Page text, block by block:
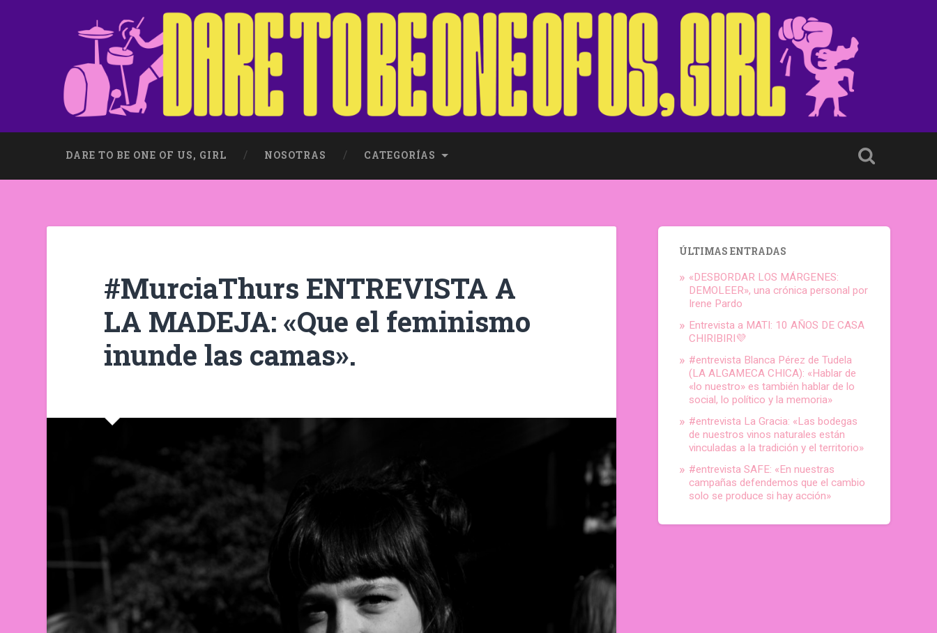
DARE TO BE ONE OF US, GIRL NOSOTRAS CATEGORÍAS
#MurciaThurs ENTREVISTA A
LA MADEJA: «Que el feminismo
inunde las camas».
ÚLTIMAS ENTRADAS
«DESBORDAR LOS MÁRGENES:
DEMOLEER», una crónica personal por
Irene Pardo
Entrevista a MATI: 10 AÑOS DE CASA
CHIRIBIRI💜
#entrevista Blanca Pérez de Tudela
(LA ALGAMECA CHICA): «Hablar de
«lo nuestro» es también hablar de lo
social, lo político y la memoria»
#entrevista La Gracia: «Las bodegas
de nuestros vinos naturales están
vinculadas a la tradición y el territorio»
#entrevista SAFE: «En nuestras
campañas defendemos que el cambio
solo se produce si hay acción»